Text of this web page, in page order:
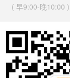
( 早9:00-晚10:00 )